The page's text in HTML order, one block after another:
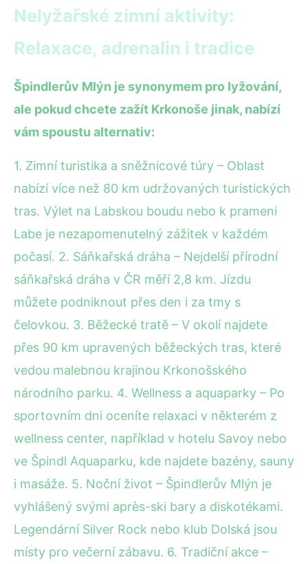
Nelyžařské zimní aktivity:
Relaxace, adrenalin i tradice
Špindlerův Mlýn je synonymem pro lyžování,
ale pokud chcete zažít Krkonoše jinak, nabízí
vám spoustu alternativ:
1. Zimní turistika a sněžnicové túry – Oblast
nabízí více než 80 km udržovaných turistických
tras. Výlet na Labskou boudu nebo k prameni
Labe je nezapomenutelný zážitek v každém
počasí. 2. Sáňkařská dráha – Nejdelší přírodní
sáňkařská dráha v ČR měří 2,8 km. Jízdu
můžete podniknout přes den i za tmy s
čelovkou. 3. Běžecké tratě – V okolí najdete
přes 90 km upravených běžeckých tras, které
vedou malebnou krajinou Krkonošského
národního parku. 4. Wellness a aquaparky – Po
sportovním dni oceníte relaxaci v některém z
wellness center, například v hotelu Savoy nebo
ve Špindl Aquaparku, kde najdete bazény, sauny
i masáže. 5. Noční život – Špindlerův Mlýn je
vyhlášený svými après-ski bary a diskotékami.
Legendární Silver Rock nebo klub Dolská jsou
místy pro večerní zábavu. 6. Tradiční akce –